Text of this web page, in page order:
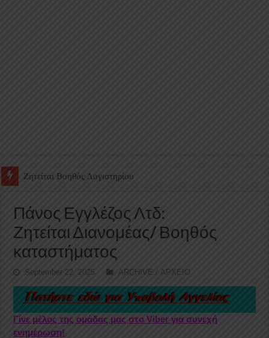
Ζητείται Υπάλληλος για γέμισμα και ανεφοδιασμό αυτόματων
Πάνος Εγγλέζος Λτδ:
Ζητείται Διανομέας/ Βοηθός
καταστήματος
September 22, 2025 ARCHIVE / ΑΡΧΕΙΟ
Γίνε μέλος της ομάδας μας στο Viber για συνεχή
ενημέρωση!